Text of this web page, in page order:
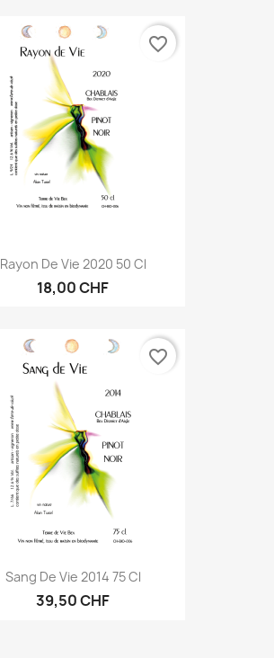
Rayon De Vie 2020 50 Cl
18,00 CHF
favorite_border
Sang De Vie 2014 75 Cl
39,50 CHF
favorite_border